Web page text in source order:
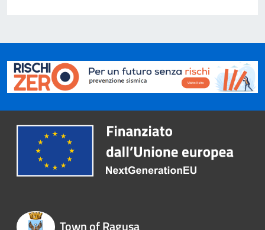
Town of Ragusa